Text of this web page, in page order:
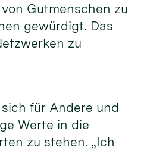
Gutmenschen zu
gewürdigt. Das
zu
für Andere und
Werte in die
zu stehen. „Ich